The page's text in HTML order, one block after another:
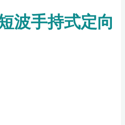
波手持式定向